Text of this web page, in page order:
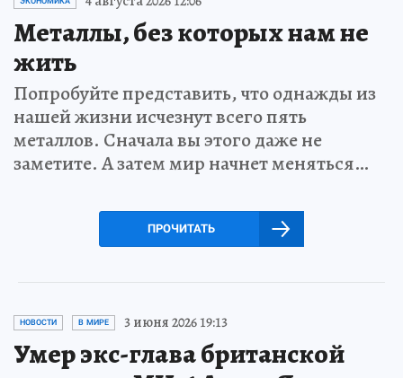
Металлы, без которых нам не
жить
Попробуйте представить, что однажды из
нашей жизни исчезнут всего пять
металлов. Сначала вы этого даже не
заметите. А затем мир начнет меняться…
ПРОЧИТАТЬ
НОВОСТИ В МИРЕ 3 июня 2026 19:13
Умер экс-глава британской